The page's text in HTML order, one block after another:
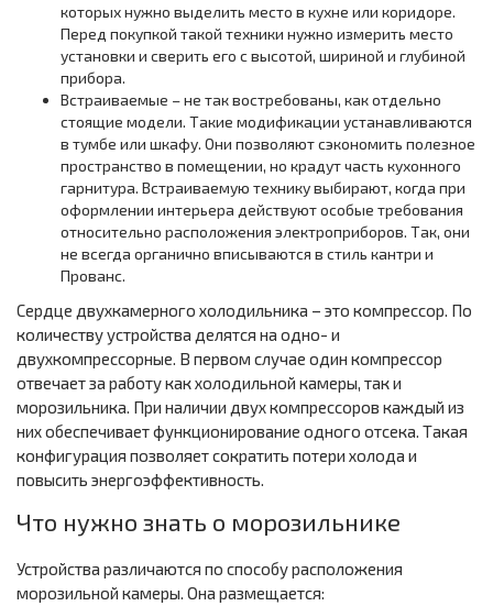
которых нужно выделить место в кухне или коридоре.
Перед покупкой такой техники нужно измерить место
установки и сверить его с высотой, шириной и глубиной
прибора.
Встраиваемые – не так востребованы, как отдельно
стоящие модели. Такие модификации устанавливаются
в тумбе или шкафу. Они позволяют сэкономить полезное
пространство в помещении, но крадут часть кухонного
гарнитура. Встраиваемую технику выбирают, когда при
оформлении интерьера действуют особые требования
относительно расположения электроприборов. Так, они
не всегда органично вписываются в стиль кантри и
Прованс.
Сердце двухкамерного холодильника – это компрессор. По
количеству устройства делятся на одно- и
двухкомпрессорные. В первом случае один компрессор
отвечает за работу как холодильной камеры, так и
морозильника. При наличии двух компрессоров каждый из
них обеспечивает функционирование одного отсека. Такая
конфигурация позволяет сократить потери холода и
повысить энергоэффективность.
Что нужно знать о морозильнике
Устройства различаются по способу расположения
морозильной камеры. Она размещается: